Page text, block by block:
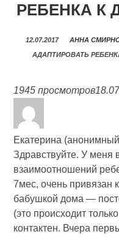
РЕБЕНКА К
12.07.2017 АННА
АДАПТИРОВАТЬ
1945 просмотров
Екатерина
Здравствуйте. У меня
взаимоотношений
7мес, очень привязан
бабушкой дома —
(это происходит
контактен. Вчера